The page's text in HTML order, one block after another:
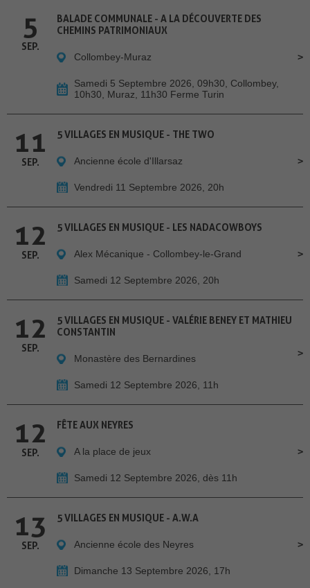
5
SEP.
BALADE COMMUNALE - A LA DÉCOUVERTE DES
CHEMINS PATRIMONIAUX
Collombey-Muraz
Samedi 5 Septembre 2026, 09h30, Collombey,
10h30, Muraz, 11h30 Ferme Turin
11
SEP.
5 VILLAGES EN MUSIQUE - THE TWO
Ancienne école d'Illarsaz
Vendredi 11 Septembre 2026, 20h
12
SEP.
5 VILLAGES EN MUSIQUE - LES NADACOWBOYS
Alex Mécanique - Collombey-le-Grand
Samedi 12 Septembre 2026, 20h
12
SEP.
5 VILLAGES EN MUSIQUE - VALÉRIE BENEY ET MATHIEU
CONSTANTIN
Monastère des Bernardines
Samedi 12 Septembre 2026, 11h
12
SEP.
FÊTE AUX NEYRES
A la place de jeux
Samedi 12 Septembre 2026, dès 11h
13
SEP.
5 VILLAGES EN MUSIQUE - A.W.A
Ancienne école des Neyres
Dimanche 13 Septembre 2026, 17h